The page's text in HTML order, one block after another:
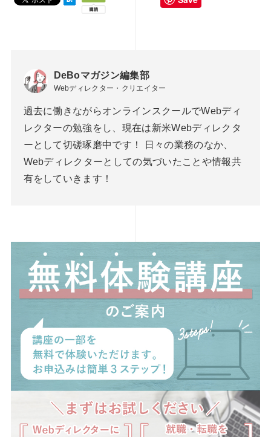
DeBoマガジン編集部
Webディレクター・クリエイター
過去に働きながらオンラインスクールでWebディ
レクターの勉強をし、現在は新米Webディレクタ
ーとして切磋琢磨中です！ 日々の業務のなか、
Webディレクターとしての気づいたことや情報共
有をしていきます！